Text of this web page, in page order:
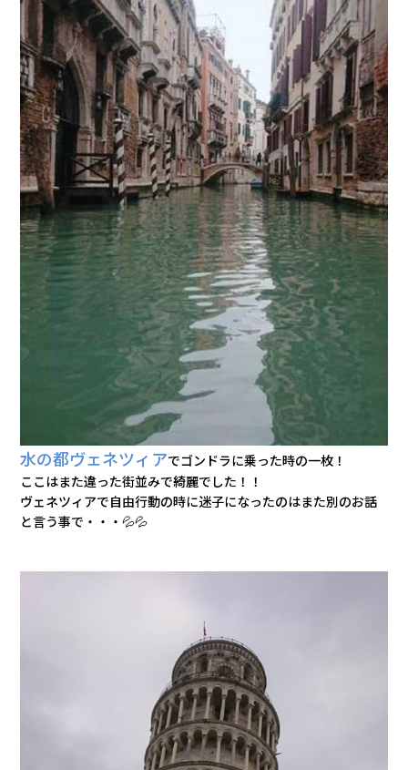
水の都ヴェネツィアでゴンドラに乗った時の一枚！
ここはまた違った街並みで綺麗でした！！
ヴェネツィアで自由行動の時に迷子になったのはまた別のお話
と言う事で・・・💦💦